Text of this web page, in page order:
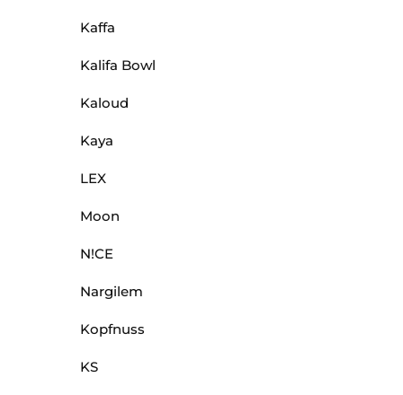
Kaffa
Kalifa Bowl
Kaloud
Kaya
LEX
Moon
N!CE
Nargilem
Kopfnuss
KS